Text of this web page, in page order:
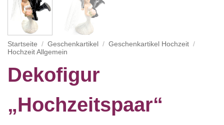
Startseite / Geschenkartikel / Geschenkartikel Hochzeit /
Hochzeit Allgemein
Dekofigur
„Hochzeitspaar“